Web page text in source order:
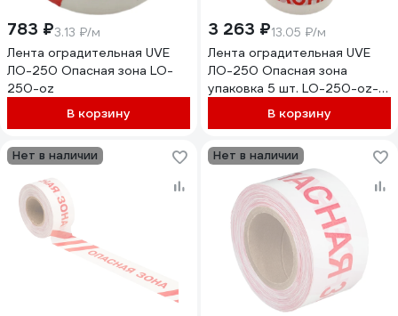
783 ₽3.13 ₽/м
Лента оградительная UVE
ЛО-250 Опасная зона LO-
250-oz
В корзину
3 263 ₽13.05 ₽/м
Лента оградительная UVE
ЛО-250 Опасная зона
упаковка 5 шт. LO-250-oz-
В корзину
Нет в наличии Нет в наличии